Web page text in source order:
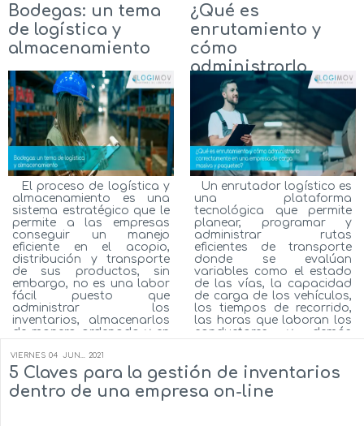
Bodegas: un tema
de logística y
almacenamiento
El proceso de logística y
almacenamiento es una
sistema estratégico que le
permite a las empresas
conseguir un manejo
eficiente en el acopio,
distribución y transporte
de sus productos, sin
embargo, no es una labor
fácil puesto que
administrar los
inventarios, almacenarlos
de manera ordenada y en
degraden, como
transpórtalos de un lugar
ágilmente, son actividades
que por mucho tiempo
han sido un gran reto
¿Qué es
enrutamiento y
cómo
administrarlo
correctamente en
una empresa de
carga masiva y
paqueteo?
Un enrutador logístico es
una plataforma
tecnológica que permite
planear, programar y
administrar rutas
eficientes de transporte
donde se evalúan
variables como el estado
de las vías, la capacidad
de carga de los vehículos,
los tiempos de recorrido,
las horas que laboran los
conductores y demás
empresa, este adelanto
tecnológico permite que
las empresas optimicen
VIERNES 04 JUN... 2021
5 Claves para la gestión de inventarios
dentro de una empresa on-line